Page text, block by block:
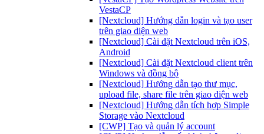
VestaCP
[Nextcloud] Hướng dẫn login và tạo user
trên giao diện web
[Nextcloud] Cài đặt Nextcloud trên iOS,
Android
[Nextcloud] Cài đặt Nextcloud client trên
Windows và đồng bộ
[Nextcloud] Hướng dẫn tạo thư mục,
upload file, share file trên giao diện web
[Nextcloud] Hướng dẫn tích hợp Simple
Storage vào Nextcloud
[CWP] Tạo và quản lý account